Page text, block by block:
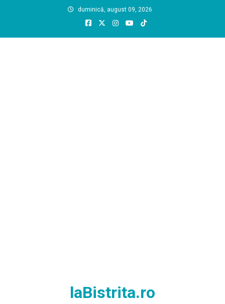
duminică, august 09, 2026
laBistrita.ro